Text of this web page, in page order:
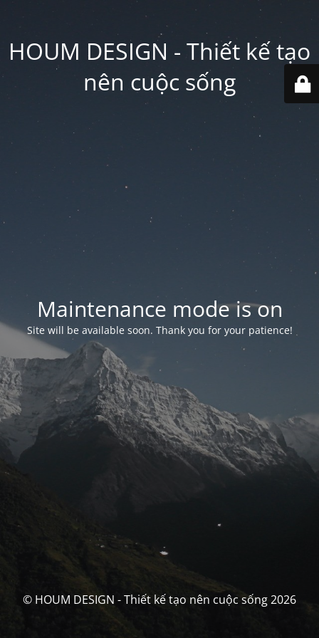
HOUM DESIGN - Thiết kế tạo
nên cuộc sống
Maintenance mode is on
Site will be available soon. Thank you for your patience!
© HOUM DESIGN - Thiết kế tạo nên cuộc sống 2026